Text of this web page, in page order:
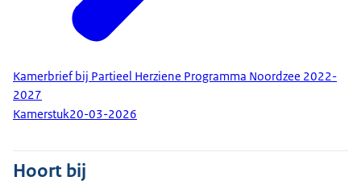
Kamerbrief bij Partieel Herziene Programma Noordzee 2022-
2027
Kamerstuk20-03-2026
Hoort bij